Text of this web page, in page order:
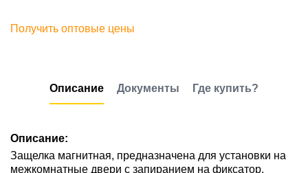
Получить оптовые цены
Описание Документы Где купить?
Описание:
Защелка магнитная, предназначена для установки на
межкомнатные двери с запиранием на фиксатор.